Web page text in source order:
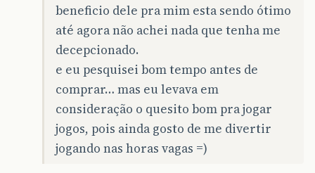
beneficio dele pra mim esta sendo ótimo
até agora não achei nada que tenha me
decepcionado.
e eu pesquisei bom tempo antes de
comprar… mas eu levava em
consideração o quesito bom pra jogar
jogos, pois ainda gosto de me divertir
jogando nas horas vagas =)